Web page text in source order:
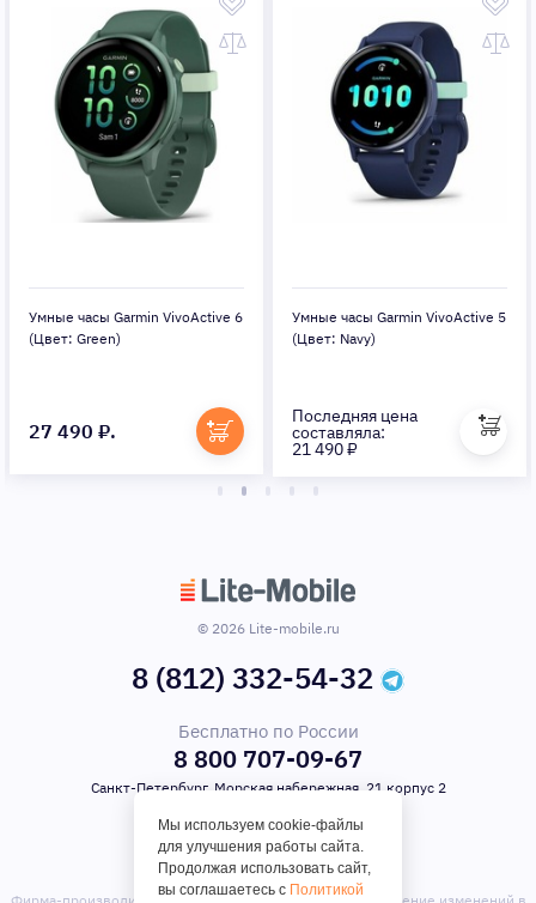
Умные часы Garmin VivoActive 6
(Цвет: Green)
27 490 ₽.
Умные часы Garmin VivoActive 5
(Цвет: Navy)
Последняя цена
составляла:
21 490 ₽
© 2026 Lite-mobile.ru
8 (812) 332-54-32
Бесплатно по России
8 800 707-09-67
Санкт-Петербург, Морская набережная, 21 корпус 2
Мы используем cookie-файлы
для улучшения работы сайта.
Продолжая использовать сайт,
вы соглашаетесь с Политикой